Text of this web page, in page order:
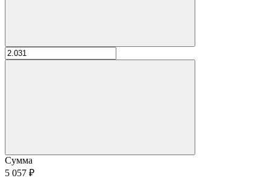
Сумма
5 057 ₽